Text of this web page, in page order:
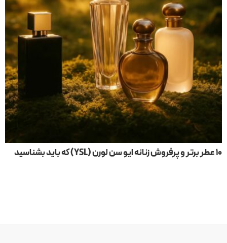
۱۰ عطر برتر و پرفروش زنانه ایو سن لورن (YSL) که باید بشناسید